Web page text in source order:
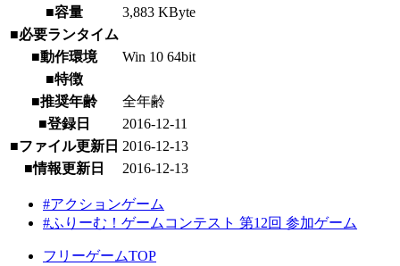
■容量
3,883 KByte
■必要ランタイム
■動作環境
Win 10 64bit
■特徴
■推奨年齢
全年齢
■登録日
2016-12-11
■ファイル更新日 2016-12-13
■情報更新日
2016-12-13
#アクションゲーム
#ふりーむ！ゲームコンテスト 第12回 参加ゲーム
フリーゲームTOP